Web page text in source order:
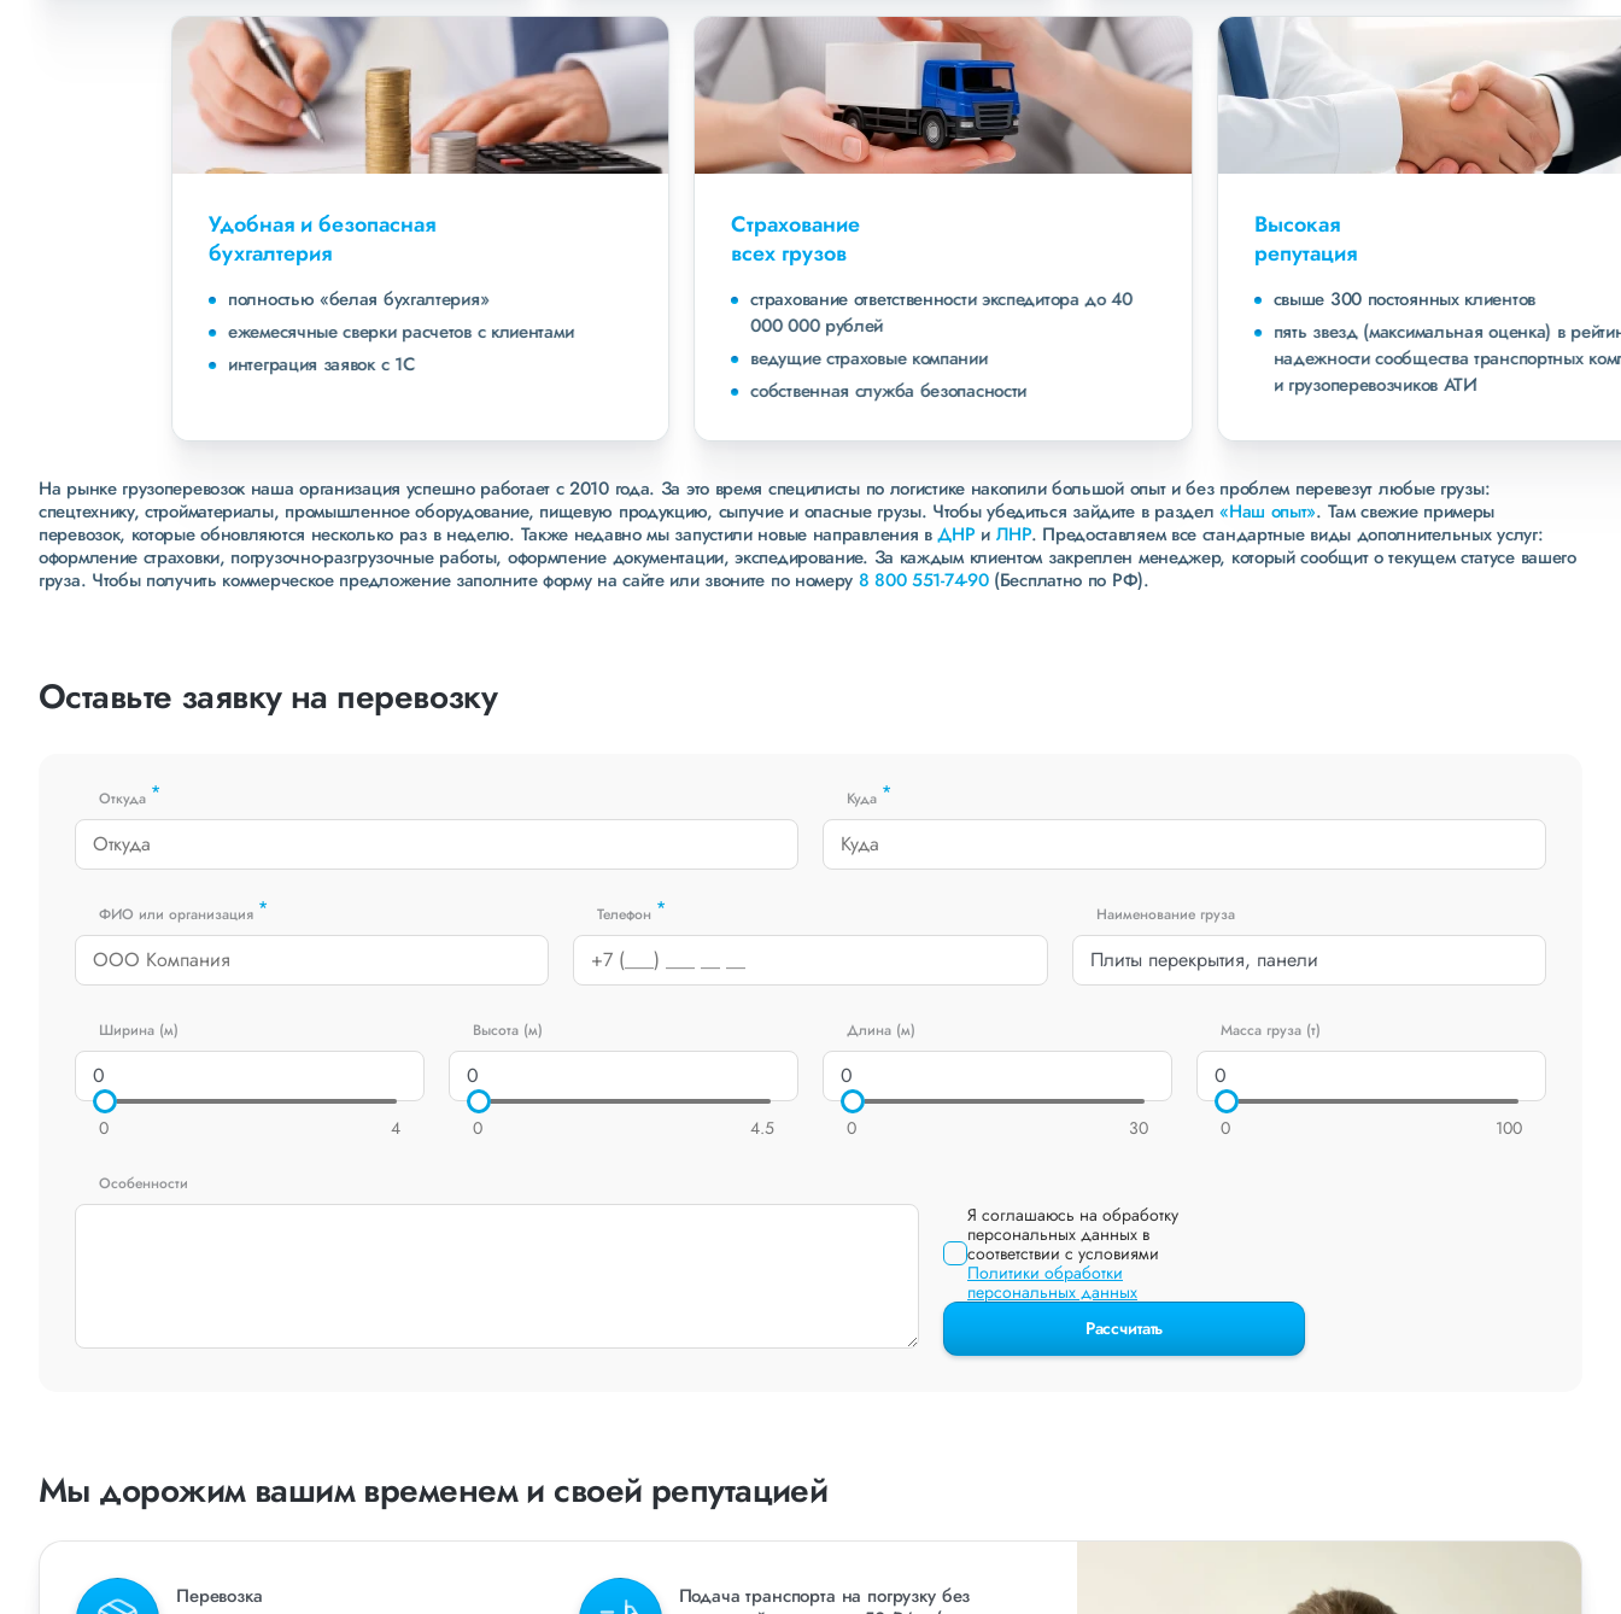
Удобная и безопасная
полностью «белая бухгалтерия»
ежемесячные сверки расчетов с клиентами
интеграция заявок с 1С
страхование ответственности экспедитора до 40
ведущие страховые компании
собственная служба безопасности
свыше 300 постоянных клиентов
пять звезд (максимальная оценка) в рейтинге
надежности сообщества транспортных компаний
и грузоперевозчиков АТИ
На рынке грузоперевозок наша организация успешно работает с 2010 года. За это время специлисты по логистике накопили большой опыт и без проблем перевезут любые грузы:
спецтехнику, стройматериалы, промышленное оборудование, пищевую продукцию, сыпучие и опасные грузы. Чтобы убедиться зайдите в раздел«Наш опыт». Там свежие примеры
перевозок, которые обновляются несколько раз в неделю. Также недавно мы запустили новые направления вДНР и ЛНР. Предоставляем все стандартные виды дополнительных услуг:
оформление страховки, погрузочно-разгрузочные работы, оформление документации, экспедирование. За каждым клиентом закреплен менеджер, который сообщит о текущем статусе вашего
груза. Чтобы получить коммерческое предложение заполните форму на сайте или звоните по номеру 8 800 551-74-90(Бесплатно по РФ).
Оставьте заявку на перевозку
Откуда * Куда *
ФИО или организация * Телефон * Наименование груза
Ширина (м)
0 4
Высота (м)
0 4.5
Длина (м)
0 30
Масса груза (т)
0 100
Особенности
Я соглашаюсь на обработку
персональных данных в
соответствии с условиями
Политики обработки
персональных данных
Рассчитать
Мы дорожим вашим временем и своей репутацией
Перевозка
Подача транспорта на погрузку без